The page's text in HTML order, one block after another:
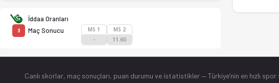
İddaa Oranları
3 Maç Sonucu
MS 1
-
MS 2
11.60
Canlı skorlar, maç sonuçları, puan durumu ve istatistikler — Türkiye’nin en hızlı